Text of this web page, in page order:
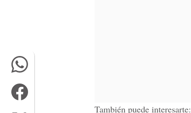
También puede interesarte: